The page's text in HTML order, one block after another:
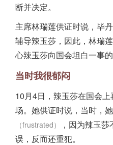
断并决定。
主席林瑞莲供证时说，毕
辅导辣玉莎，因此，林瑞
心辣玉莎向国会坦白一事的
当时我很郁闷
10月4日，辣玉莎在国会
场。她供证时说，当时，
（frustrated）
，因为辣玉
误，反而还重犯。